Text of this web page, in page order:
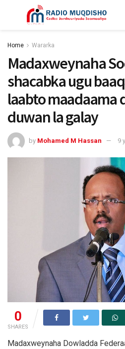
Home Wararka
Madaxweynaha
shacabka ugu
laabto maadaama
duwan la galay
by Mohamed M Hassan 9
0
SHARES
Madaxweynaha Dowladda